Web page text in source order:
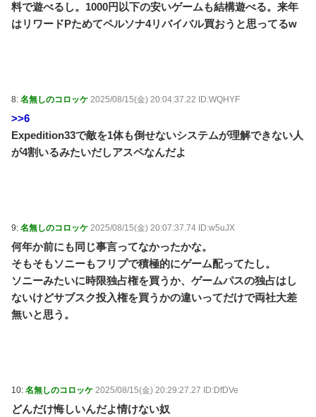
料で遊べるし。1000円以下の安いゲームも結構遊べる。来年
はリワードPためてペルソナ4リバイバル買おうと思ってるw
8: 名無しのコロッケ 2025/08/15(金) 20:04:37.22 ID:WQHYF
>>6
Expedition33で敵を1体も倒せないシステムが理解できない人
が4割いるみたいだしアスペなんだよ
9: 名無しのコロッケ 2025/08/15(金) 20:07:37.74 ID:w5uJX
何年か前にも同じ事言ってなかったかな。
そもそもソニーもフリプで積極的にゲーム配ってたし。
ソニーみたいに時限独占権を買うか、ゲームパスの独占はし
ないけどサブスク投入権を買うかの違いってだけで両社大差
無いと思う。
10: 名無しのコロッケ 2025/08/15(金) 20:29:27.27 ID:DfDVe
どんだけ悔しいんだよ情けない奴